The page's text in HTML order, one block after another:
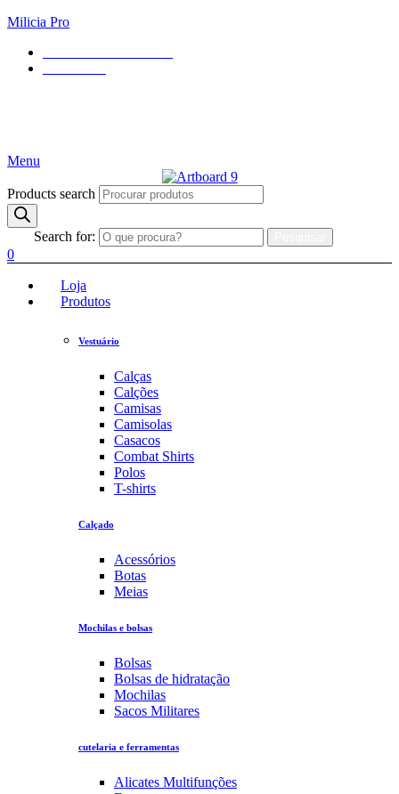
Milicia Pro
Menu
Products search
Search for:
0
Loja
Produtos
Vestuário
Calças
Calções
Camisas
Camisolas
Casacos
Combat Shirts
Polos
T-shirts
Calçado
Acessórios
Botas
Meias
Mochilas e bolsas
Bolsas
Bolsas de hidratação
Mochilas
Sacos Militares
cutelaria e ferramentas
Alicates Multifunções